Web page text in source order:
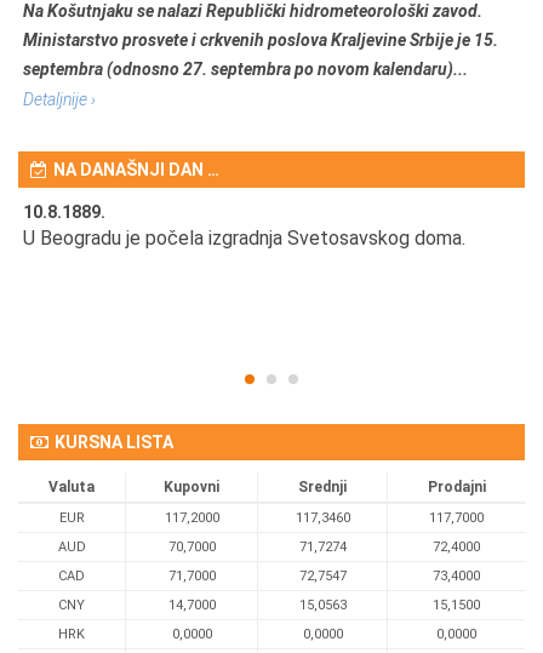
Na Košutnjaku se nalazi Republički hidrometeorološki zavod.
Ministarstvo prosvete i crkvenih poslova Kraljevine Srbije je 15.
septembra (odnosno 27. septembra po novom kalendaru)...
Detaljnije ›
NA DANAŠNJI DAN …
10.8.1889.
U Beogradu je počela izgradnja Svetosavskog doma.
KURSNA LISTA
Valuta Kupovni Srednji Prodajni
EUR 117,2000 117,3460
117,7000
AUD
70,7000 71,7274
72,4000
CAD
71,7000 72,7547
73,4000
CNY
14,7000 15,0563
15,1500
HRK
0,0000 0,0000 0,0000